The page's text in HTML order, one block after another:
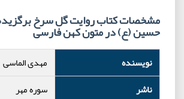
مشخصات کتاب روایت گل سرخ
حسین (ع) در متون کهن فارسی
نویسنده
مهدی الماسی
ناشر
سوره مهر